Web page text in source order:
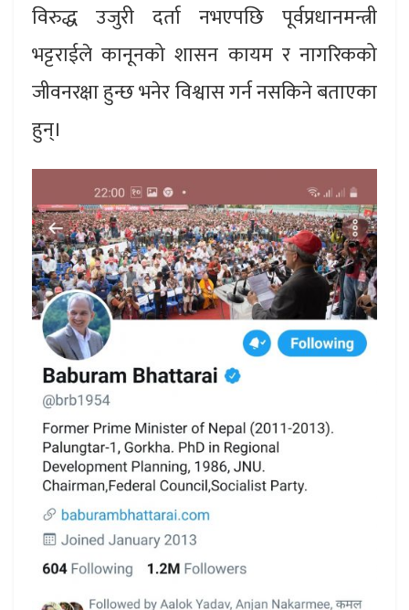
विरुद्ध उजुरी दर्ता नभएपछि पूर्वप्रधानमन्त्री
भट्टराईले कानूनको शासन कायम र नागरिकको
जीवनरक्षा हुन्छ भनेर विश्वास गर्न नसकिने बताएका
हुन्।